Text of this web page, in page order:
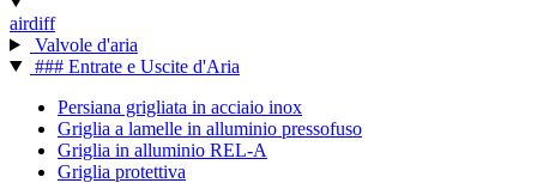
airdiff
Valvole d'aria
### Entrate e Uscite d'Aria
Persiana grigliata in acciaio inox
Griglia a lamelle in alluminio pressofuso
Griglia in alluminio REL-A
Griglia protettiva